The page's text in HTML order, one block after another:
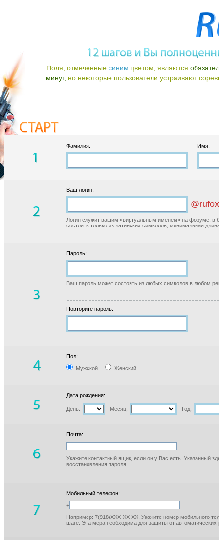
Поля, отмеченные синим цветом, являются
минут, но некоторые пользователи устраивают
Фамилия: Имя:
Ваш логин:
Логин служит вашим «виртуальным именем» на форуме, в
состоять только из латинских символов, минимальная
Пароль:
Ваш пароль может состоять из любых символов в любом
Повторите пароль:
Пол:
Мужской Женский
Дата рождения:
День: Месяц: Год:
Почта:
Укажите контактный ящик, если он у Вас есть. Указанный
восстановления пароля.
Мобильный телефон:
+
Например: 7(918)XXX-XX-XX. Укажите номер мобильного
шаге. Эта мера необходима для защиты от автоматических